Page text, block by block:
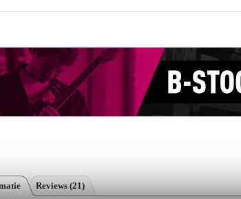
Reviews (21)